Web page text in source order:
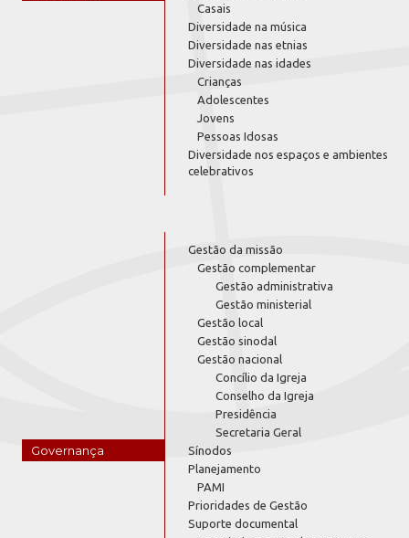
Casais
Diversidade na música
Diversidade nas etnias
Diversidade nas idades
Crianças
Adolescentes
Jovens
Pessoas Idosas
Diversidade nos espaços e ambientes
celebrativos
Governança
Gestão da missão
Gestão complementar
Gestão administrativa
Gestão ministerial
Gestão local
Gestão sinodal
Gestão nacional
Concílio da Igreja
Conselho da Igreja
Presidência
Secretaria Geral
Sínodos
Planejamento
PAMI
Prioridades de Gestão
Suporte documental